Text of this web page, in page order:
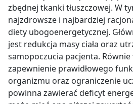
zbędnej tkanki tłuszczowej. W
najzdrowsze i najbardziej
diety ubogoenergetycznej.
jest redukcja masy ciała oraz
samopoczucia pacjenta.
zapewnienie prawidłowego
organizmu oraz ograniczenie
powinna zawierać deficyt